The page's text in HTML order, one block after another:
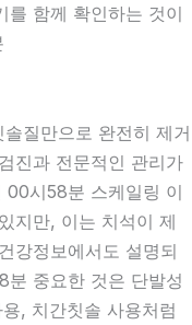
를 함께 확인하는 것이
질만으로 완전히 제거
진과 전문적인 관리가
시58분 스케일링 이
지만, 이는 치석이 제
강정보에서도 설명되
중요한 것은 단발성
, 치간칫솔 사용처럼